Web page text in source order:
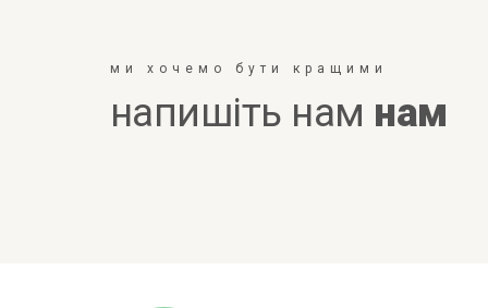
ми хочемо бути кращими
напишіть нам нам